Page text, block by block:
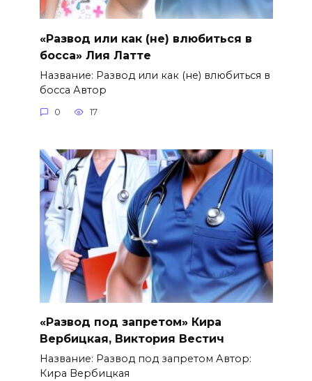
«Развод или как (не) влюбиться в
босса» Лия Латте
Название: Развод или как (не) влюбиться в
босса Автор
0 17
«Развод под запретом» Кира
Вербицкая, Виктория Вестич
Название: Развод под запретом Автор:
Кира Вербицкая